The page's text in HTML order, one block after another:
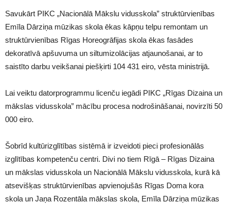
Savukārt PIKC „Nacionālā Mākslu vidusskola” struktūrvienības
Emīla Dārziņa mūzikas skola ēkas kāpņu telpu remontam un
struktūrvienības Rīgas Horeogrāfijas skola ēkas fasādes
dekoratīvā apšuvuma un siltumizolācijas atjaunošanai, ar to
saistīto darbu veikšanai piešķirti 104 431 eiro, vēsta ministrijā.
Lai veiktu datorprogrammu licenču iegādi PIKC „Rīgas Dizaina un
mākslas vidusskola” mācību procesa nodrošināšanai, novirzīti 50
000 eiro.
Šobrīd kultūrizglītības sistēmā ir izveidoti pieci profesionālās
izglītības kompetenču centri. Divi no tiem Rīgā – Rīgas Dizaina
un mākslas vidusskola un Nacionālā Mākslu vidusskola, kurā kā
atsevišķas struktūrvienības apvienojušās Rīgas Doma kora
skola un Jaņa Rozentāla mākslas skola, Emīla Dārziņa mūzikas